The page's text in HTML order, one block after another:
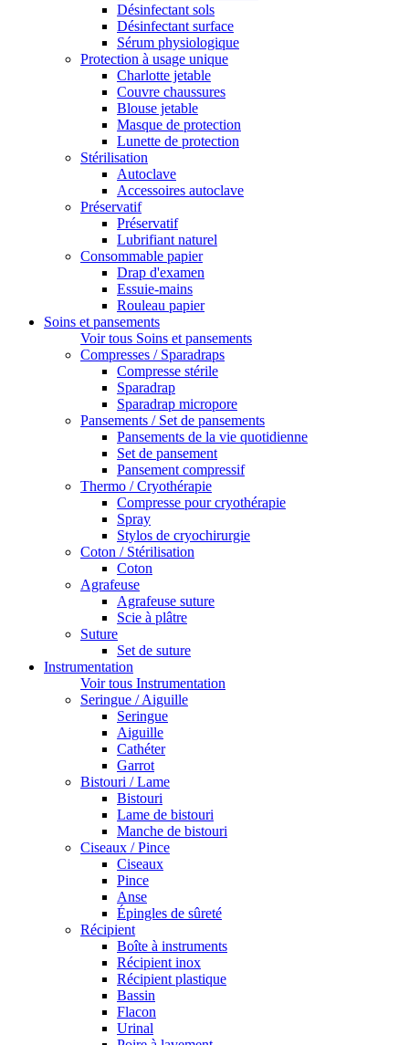
Désinfectant sols
Désinfectant surface
Sérum physiologique
Protection à usage unique
Charlotte jetable
Couvre chaussures
Blouse jetable
Masque de protection
Lunette de protection
Stérilisation
Autoclave
Accessoires autoclave
Préservatif
Préservatif
Lubrifiant naturel
Consommable papier
Drap d'examen
Essuie-mains
Rouleau papier
Soins et pansements
Voir tous Soins et pansements
Compresses / Sparadraps
Compresse stérile
Sparadrap
Sparadrap micropore
Pansements / Set de pansements
Pansements de la vie quotidienne
Set de pansement
Pansement compressif
Thermo / Cryothérapie
Compresse pour cryothérapie
Spray
Stylos de cryochirurgie
Coton / Stérilisation
Coton
Agrafeuse
Agrafeuse suture
Scie à plâtre
Suture
Set de suture
Instrumentation
Voir tous Instrumentation
Seringue / Aiguille
Seringue
Aiguille
Cathéter
Garrot
Bistouri / Lame
Bistouri
Lame de bistouri
Manche de bistouri
Ciseaux / Pince
Ciseaux
Pince
Anse
Épingles de sûreté
Récipient
Boîte à instruments
Récipient inox
Récipient plastique
Bassin
Flacon
Urinal